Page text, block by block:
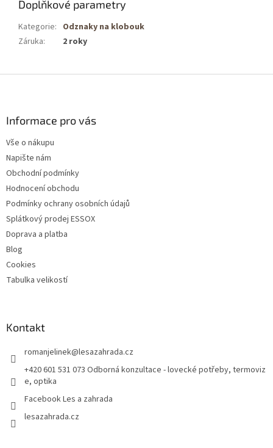
Doplňkové parametry
Kategorie: Odznaky na klobouk
Záruka: 2 roky
Informace pro vás
Vše o nákupu
Napište nám
Obchodní podmínky
Hodnocení obchodu
Podmínky ochrany osobních údajů
Splátkový prodej ESSOX
Doprava a platba
Blog
Cookies
Tabulka velikostí
Kontakt
romanjelinek@lesazahrada.cz
+420 601 531 073 Odborná konzultace - lovecké potřeby, termoviz
e, optika
Facebook Les a zahrada
lesazahrada.cz